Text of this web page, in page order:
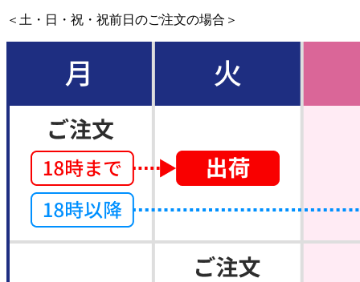
＜土・日・祝・祝前日のご注文の場合＞